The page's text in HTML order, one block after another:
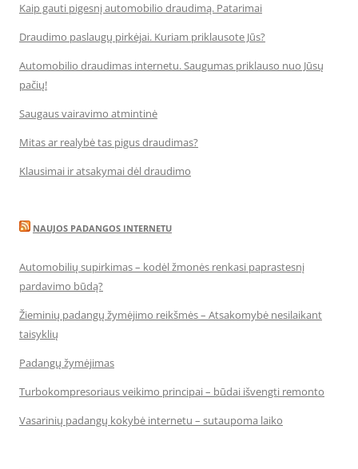
Kaip gauti pigesnį automobilio draudimą. Patarimai
Draudimo paslaugų pirkėjai. Kuriam priklausote Jūs?
Automobilio draudimas internetu. Saugumas priklauso nuo Jūsų
pačių!
Saugaus vairavimo atmintinė
Mitas ar realybė tas pigus draudimas?
Klausimai ir atsakymai dėl draudimo
NAUJOS PADANGOS INTERNETU
Automobilių supirkimas – kodėl žmonės renkasi paprastesnį
pardavimo būdą?
Žieminių padangų žymėjimo reikšmės – Atsakomybė nesilaikant
taisyklių
Padangų žymėjimas
Turbokompresoriaus veikimo principai – būdai išvengti remonto
Vasarinių padangų kokybė internetu – sutaupoma laiko